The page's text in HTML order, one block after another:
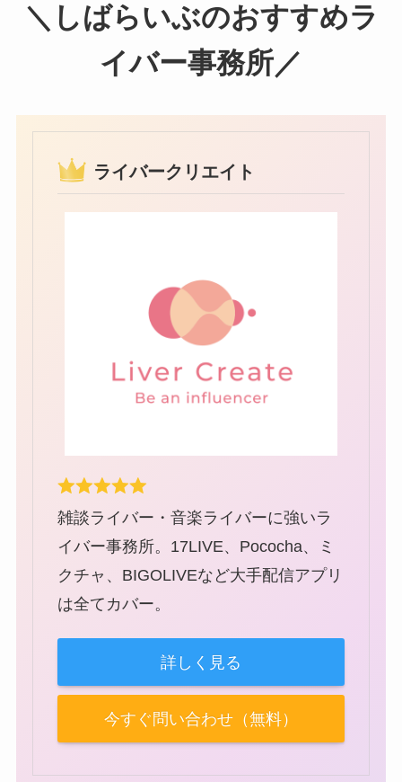
＼しばらいぶのおすすめラ
イバー事務所／
ライバークリエイト
雑談ライバー・音楽ライバーに強いラ
イバー事務所。17LIVE、Pococha、ミ
クチャ、BIGOLIVEなど大手配信アプリ
は全てカバー。
詳しく見る
今すぐ問い合わせ（無料）